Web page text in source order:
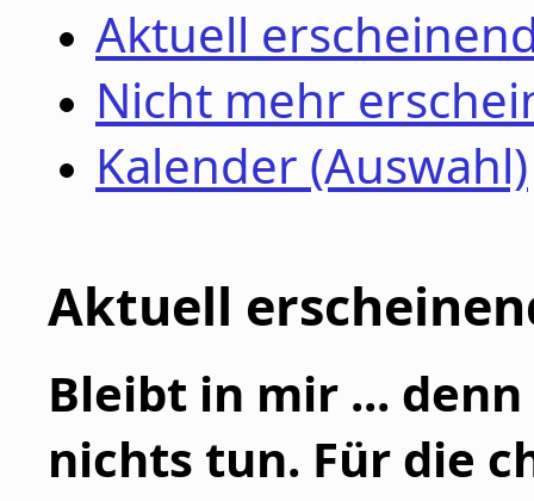
Aktuell
Nicht mehr
Kalender (Auswahl)
Aktuell
Bleibt in mir ...
nichts tun. Für die